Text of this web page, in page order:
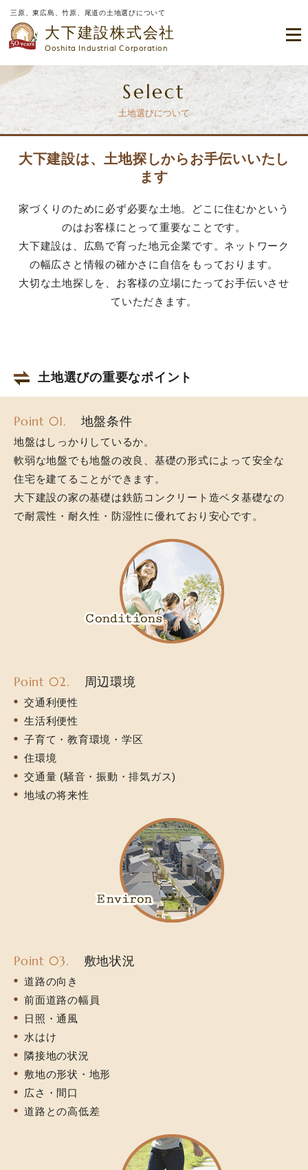
三原、東広島、竹原、尾道の土地選びについて
大下建設株式会社
Ooshita Industrial Corporation
Select
土地選びについて
大下建設は、土地探しからお手伝いいたし
ます
家づくりのために必ず必要な土地。どこに住むかという
のはお客様にとって重要なことです。
大下建設は、広島で育った地元企業です。ネットワーク
の幅広さと情報の確かさに自信をもっております。
大切な土地探しを、お客様の立場にたってお手伝いさせ
ていただきます。
土地選びの重要なポイント
Point 01. 地盤条件
地盤はしっかりしているか。
軟弱な地盤でも地盤の改良、基礎の形式によって安全な
住宅を建てることができます。
大下建設の家の基礎は鉄筋コンクリート造ベタ基礎なの
で耐震性・耐久性・防湿性に優れており安心です。
Point 02. 周辺環境
交通利便性
生活利便性
子育て・教育環境・学区
住環境
交通量 (騒音・振動・排気ガス)
地域の将来性
Point 03. 敷地状況
道路の向き
前面道路の幅員
日照・通風
水はけ
隣接地の状況
敷地の形状・地形
広さ・間口
道路との高低差